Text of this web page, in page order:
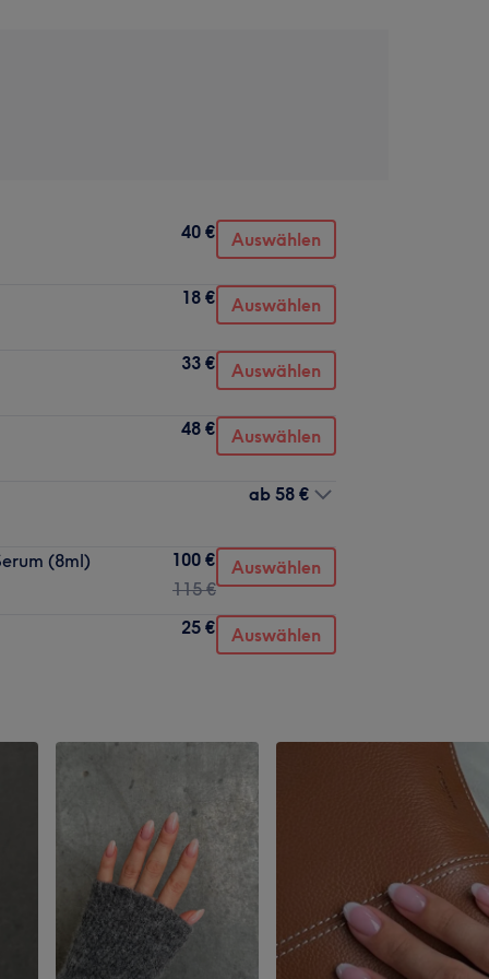
40 € Auswählen
18 € Auswählen
33 € Auswählen
48 € Auswählen
ab 58 €
(8ml)
100 €
115 €
Auswählen
25 € Auswählen